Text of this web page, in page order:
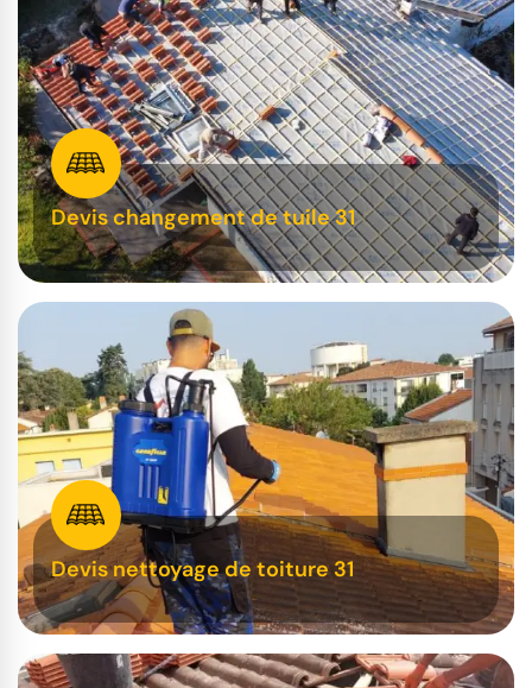
Devis changement de tuile 31
Devis nettoyage de toiture 31